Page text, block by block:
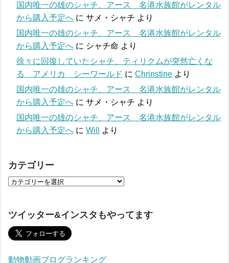
国内唯一の雄のシャチ、アース 名港水族館がレンタル
から購入予定へ に サメ・シャチ より
国内唯一の雄のシャチ、アース 名港水族館がレンタル
から購入予定へ に シャチ命 より
徐々に回復していたシャチ、ティリクムが突然亡くな
る アメリカ シーワールド に Chrinstine より
国内唯一の雄のシャチ、アース 名港水族館がレンタル
から購入予定へ に サメ・シャチ より
国内唯一の雄のシャチ、アース 名港水族館がレンタル
から購入予定へ に Will より
カテゴリー
ツイッター&インスタもやってます
動物動画ブログランキング